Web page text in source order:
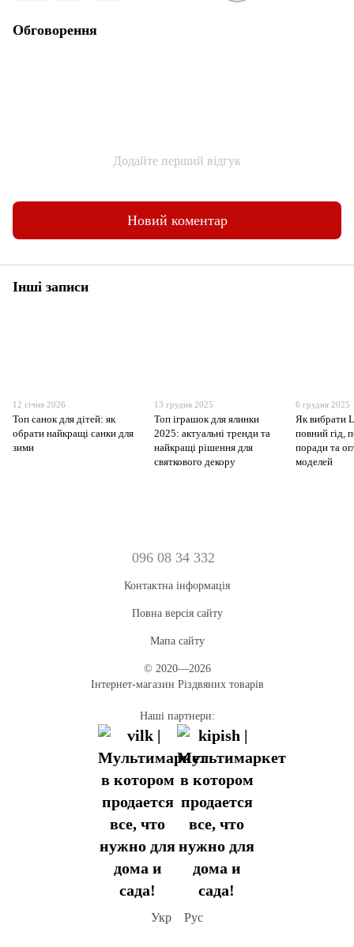
Обговорення
Додайте перший відгук
Новий коментар
Інші записи
12 січня 2026
Топ санок для дітей: як
обрати найкращі санки для
зими
13 грудня 2025
Топ іграшок для ялинки
2025: актуальні тренди та
найкращі рішення для
святкового декору
6 грудня 2025
Як вибрати
повний гід,
поради та
моделей
096 08 34 332
Контактна інформація
Повна версія сайту
Мапа сайту
© 2020—2026
Інтернет-магазин Різдвяних товарів
Наші партнери:
Укр Рус